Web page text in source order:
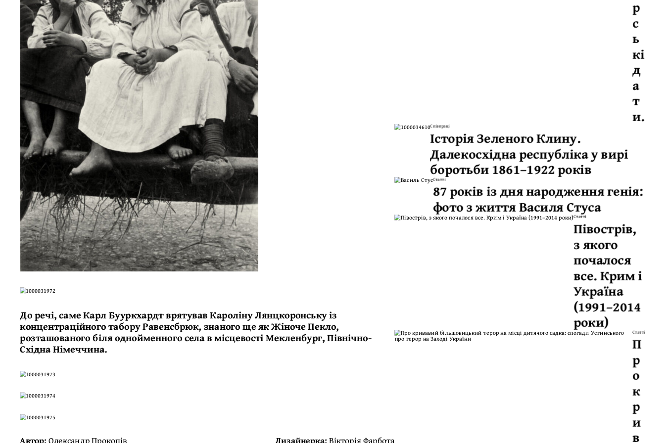
До речі, саме Карл Бууркхардт врятував Кароліну Лянцкоронську із
концентраційного табору Равенсбрюк, знаного ще як Жіноче Пекло,
розташованого біля однойменного села в місцевості Мекленбург, Північно-
Східна Німеччина.
Автор:Олександр Прокопів Дизайнерка:Вікторія Фарбота
р
с
ь
кі
д
а
т
и.
Співпраці
Історія Зеленого Клину.
Далекосхідна республіка у вирі
боротьби 1861–1922 років
Статті
87 років із дня народження генія:
фото з життя Василя Стуса
Статті
Півострів,
з якого
почалося
все. Крим і
Україна
(1991–2014
роки)
Статті
П
р
о
к
р
и
в